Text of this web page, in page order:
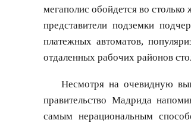
мегаполис обойдется во
представители подземки
платежных автоматов,
отдаленных рабочих районов
Несмотря на очевидную
правительство Мадрида
самым нерациональным